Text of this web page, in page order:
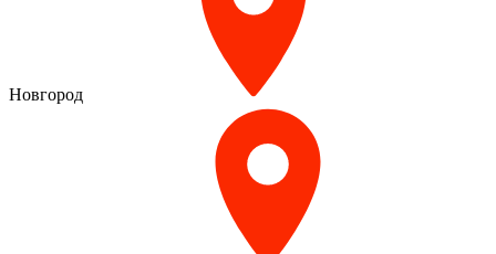
Новгород